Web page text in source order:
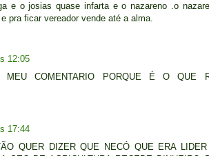
e o josias quase infarta e o nazareno .o
pra ficar vereador vende até a alma.
12:05
COMENTARIO PORQUE É O QUE
17:44
QUER DIZER QUE NECÓ QUE ERA